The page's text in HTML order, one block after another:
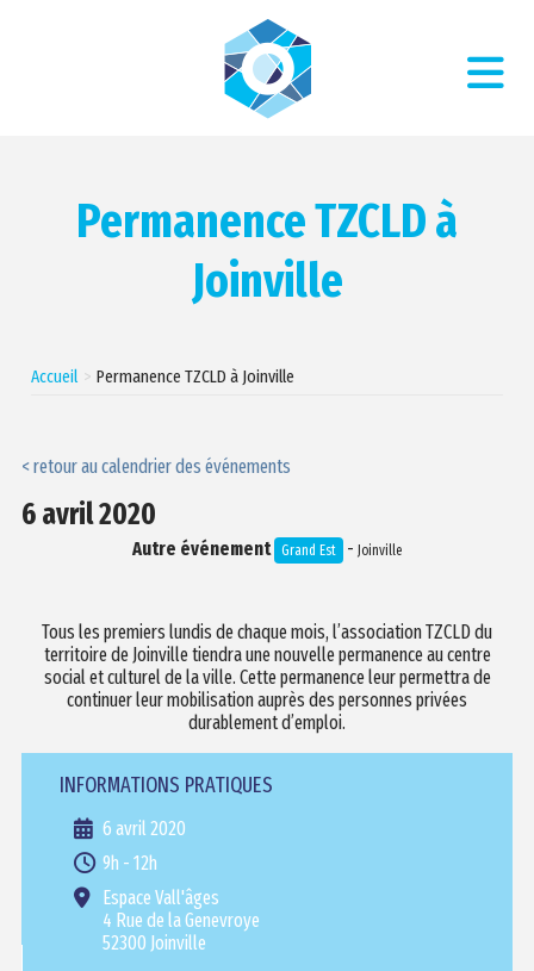
Permanence TZCLD à
Joinville
Accueil Permanence TZCLD à Joinville
< retour au calendrier des événements
6 avril 2020
Autre événement Grand Est - Joinville
Tous les premiers lundis de chaque mois, l’association TZCLD du
territoire de Joinville tiendra une nouvelle permanence au centre
social et culturel de la ville. Cette permanence leur permettra de
continuer leur mobilisation auprès des personnes privées
durablement d’emploi.
INFORMATIONS PRATIQUES
6 avril 2020
9h - 12h
Espace Vall'âges
4 Rue de la Genevroye
52300 Joinville